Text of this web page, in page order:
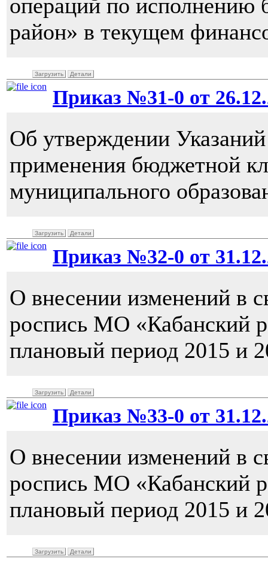
операций по
район» в текущем
Загрузить Детали
Приказ №31-0 от
Об утверждении
применения бюджетной
муниципального
Загрузить Детали
Приказ №32-0 от
О внесении изменений в
роспись МО «Кабанский
плановый период 2015 и
Загрузить Детали
Приказ №33-0 от
О внесении изменений в
роспись МО «Кабанский
плановый период 2015 и
Загрузить Детали